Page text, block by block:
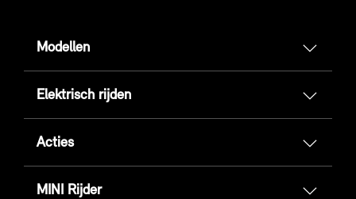
Modellen
Elektrisch rijden
Acties
MINI Rijder